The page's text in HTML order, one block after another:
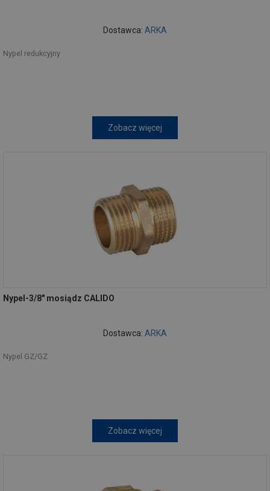
Dostawca: ARKA
Nypel redukcyjny
Zobacz więcej
Nypel-3/8" mosiądz CALIDO
Dostawca: ARKA
Nypel GZ/GZ
Zobacz więcej